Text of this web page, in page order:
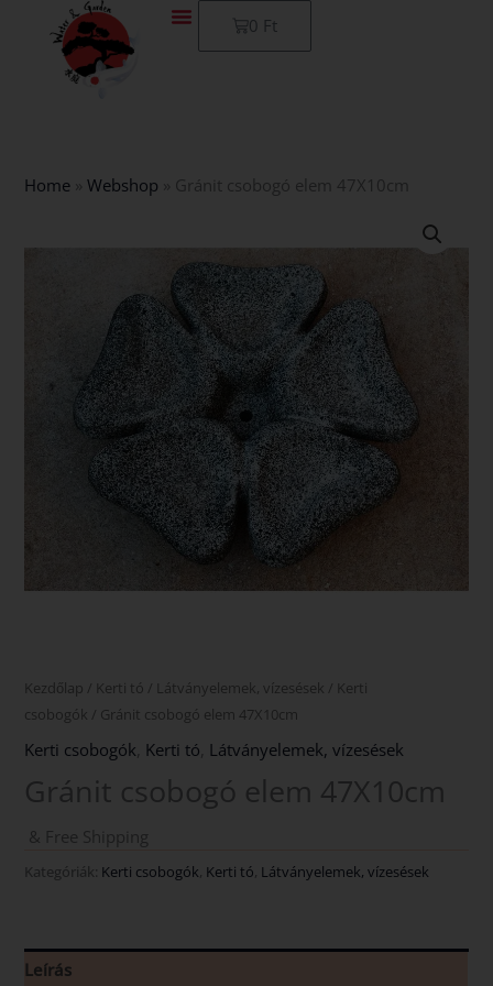
0 Ft
Kosár
Home »Webshop Gránit csobogó elem 47X10cm
Kezdőlap / Kerti tó / Látványelemek, vízesések / Kerti
csobogók / Gránit csobogó elem 47X10cm
Kerti csobogók Kerti tó Látványelemek, vízesések
Gránit csobogó elem 47X10cm
& Free Shipping
Kategóriák: Kerti csobogók, Kerti tó, Látványelemek, vízesések
Leírás